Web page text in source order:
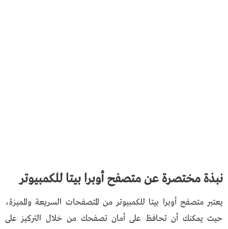
نبذة مختصرة عن متصفح أوبرا بيتا للكمبيوتر
يعتبر متصفح أوبرا بيتا للكمبيوتر من المتصفحات السريعة والمميزة،
حيث يمكنك أن تحافظ على أمان تصفحك من خلال التركيز على